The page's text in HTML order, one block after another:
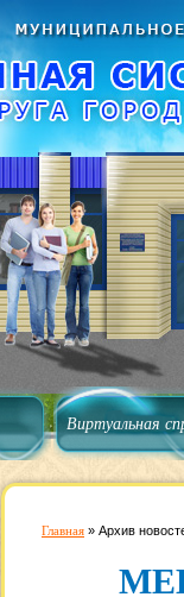
Виртуальная
Главная » Архив